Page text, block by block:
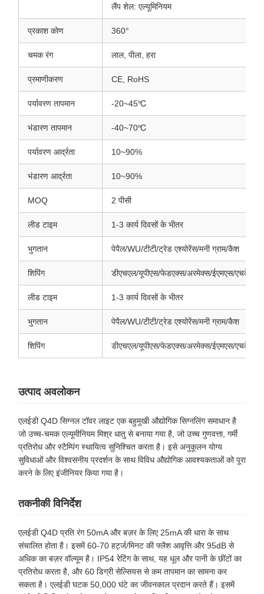
लैंप शेल: एल्यूमिनियम
प्रकाश कोण 360°
चमक रंग लाल, पीला, हरा
प्रमाणीकरण CE, RoHS
पर्यावरण तापमान -20~45℃
भंडारण तापमान -40~70℃
पर्यावरण आर्द्रता 10~90%
भंडारण आर्द्रता 10~90%
MOQ 2 पीसी
लीड टाइम 1-3 कार्य दिवसों के भीतर
भुगतान पेपैल/WU/टीटी/ट्रेड एश्योरेंस/मनी ग्राम/कैश
शिपिंग डीएचएल/यूपीएस/फेडएक्स/अरमेक्स/ईएमएस/एचके
लीड टाइम 1-3 कार्य दिवसों के भीतर
भुगतान पेपैल/WU/टीटी/ट्रेड एश्योरेंस/मनी ग्राम/कैश
शिपिंग डीएचएल/यूपीएस/फेडएक्स/अरमेक्स/ईएमएस/एचके
उत्पाद अवलोकन
एलईडी Q4D सिग्नल टॉवर लाइट एक बहुमुखी औद्योगिक सिग्नलिंग समाधान है
जो उच्च-चमक एल्यूमीनियम मिश्र धातु से बनाया गया है, जो उच्च गुणवत्ता, गर्मी
प्रतिरोध और स्टैम्पिंग स्थायित्व सुनिश्चित करता है। इसे अनुकूलन योग्य
सुविधाओं और विश्वसनीय प्रदर्शन के साथ विविध औद्योगिक आवश्यकताओं को पूरा
करने के लिए इंजीनियर किया गया है।
तकनीकी विनिर्देश
एलईडी Q4D प्रति रंग 50mA और बज़र के लिए 25mA की धारा के साथ
संचालित होता है। इसमें 60-70 हर्ट्ज/मिनट की फ्लैश आवृत्ति और 95dB से
अधिक का बज़र वॉल्यूम है। IP54 रेटिंग के साथ, यह धूल और पानी के छींटों का
प्रतिरोध करता है, और 60 डिग्री सेल्सियस से कम तापमान का सामना कर
सकता है। एलईडी घटक 50,000 घंटे का जीवनकाल प्रदान करते हैं। इसमें